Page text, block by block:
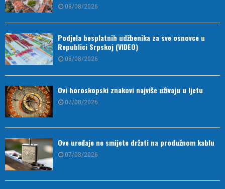
08/08/2026
Podjela besplatnih udžbenika za sve osnovce u
Republici Srpskoj (VIDEO)
08/08/2026
Ovi horoskopski znakovi najviše uživaju u ljetu
07/08/2026
Ove uređaje ne smijete držati na produžnom kablu
07/08/2026